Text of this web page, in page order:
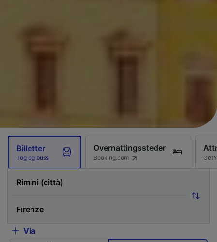
Billetter
Tog og buss
Overnattingssteder
Booking.com
Via